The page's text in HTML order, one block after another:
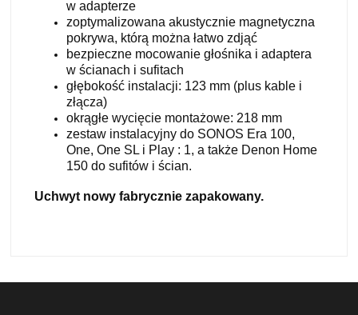
w adapterze
zoptymalizowana akustycznie magnetyczna
pokrywa, którą można łatwo zdjąć
bezpieczne mocowanie głośnika i adaptera
w ścianach i sufitach
głębokość instalacji: 123 mm (plus kable i
złącza)
okrągłe wycięcie montażowe: 218 mm
zestaw instalacyjny do SONOS Era 100,
One, One SL i Play : 1, a także Denon Home
150 do sufitów i ścian.
Uchwyt nowy fabrycznie zapakowany.